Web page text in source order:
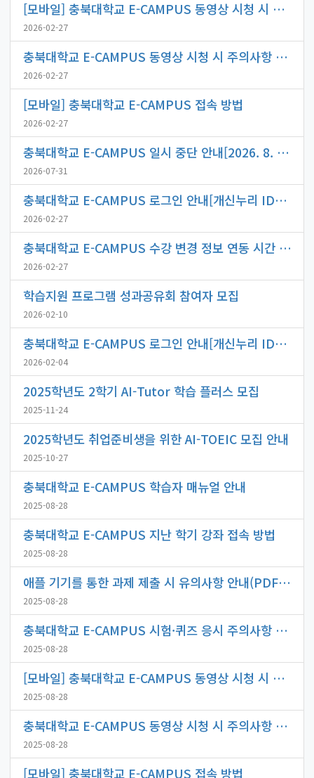
[모바일] 충북대학교 E-CAMPUS 동영상 시청 시 주의사항 안내
2026-02-27
충북대학교 E-CAMPUS 동영상 시청 시 주의사항 안내
2026-02-27
[모바일] 충북대학교 E-CAMPUS 접속 방법
2026-02-27
충북대학교 E-CAMPUS 일시 중단 안내[2026. 8. 11.(화) ~ 8. 12.(수) 24:00]
2026-07-31
충북대학교 E-CAMPUS 로그인 안내[개신누리 ID/PW 사용]
2026-02-27
충북대학교 E-CAMPUS 수강 변경 정보 연동 시간 안내(매일 새벽 4시)
2026-02-27
학습지원 프로그램 성과공유회 참여자 모집
2026-02-10
충북대학교 E-CAMPUS 로그인 안내[개신누리 ID/PW 사용]
2026-02-04
2025학년도 2학기 AI-Tutor 학습 플러스 모집
2025-11-24
2025학년도 취업준비생을 위한 AI-TOEIC 모집 안내
2025-10-27
충북대학교 E-CAMPUS 학습자 매뉴얼 안내
2025-08-28
충북대학교 E-CAMPUS 지난 학기 강좌 접속 방법
2025-08-28
애플 기기를 통한 과제 제출 시 유의사항 안내(PDF 파일로 제출 시)
2025-08-28
충북대학교 E-CAMPUS 시험·퀴즈 응시 주의사항 안내
2025-08-28
[모바일] 충북대학교 E-CAMPUS 동영상 시청 시 주의사항 안내
2025-08-28
충북대학교 E-CAMPUS 동영상 시청 시 주의사항 안내
2025-08-28
[모바일] 충북대학교 E-CAMPUS 접속 방법